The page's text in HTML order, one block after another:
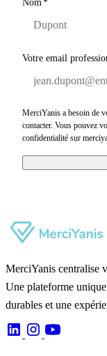
Nom*
Votre email
MerciYanis a besoin de
contacter. Vous pouvez
confidentialité sur
MerciYanis centralise
Une plateforme
durables et une